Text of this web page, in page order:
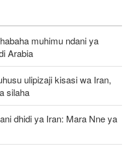
muhimu ndani ya
Arabia
ulipizaji kisasi wa Iran,
silaha
dhidi ya Iran: Mara Nne ya